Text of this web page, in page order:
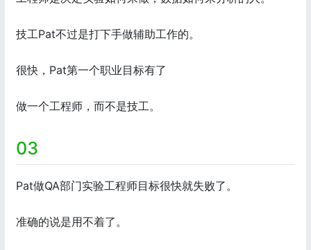
技工Pat不过是打下手做辅助工作的。
很快，Pat第一个职业目标有了
做一个工程师，而不是技工。
03
Pat做QA部门实验工程师目标很快就失败了。
准确的说是用不着了。